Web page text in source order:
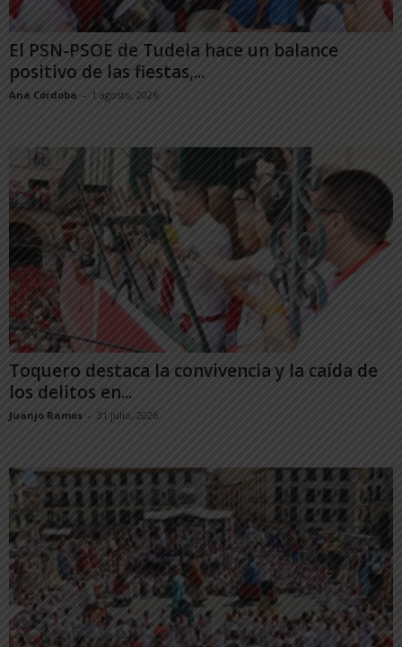
El PSN-PSOE de Tudela hace un balance
positivo de las fiestas,...
Ana Córdoba - 1 agosto, 2026
Toquero destaca la convivencia y la caída de
los delitos en...
Juanjo Ramos - 31 julio, 2026